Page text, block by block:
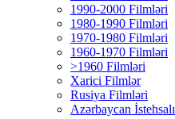
1990-2000 Filmləri
1980-1990 Filmləri
1970-1980 Filmləri
1960-1970 Filmləri
>1960 Filmləri
Xarici Filmlər
Rusiya Filmləri
Azərbaycan İstehsalı